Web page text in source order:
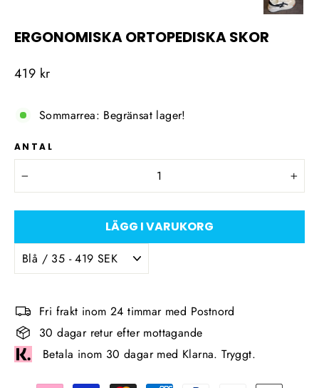
ERGONOMISKA ORTOPEDISKA SKOR
Ordinarie
419 kr
Sommarrea: Begränsat lager!
ANTAL
+
LÄGG I VARUKORG
Fri frakt inom 24 timmar med Postnord
30 dagar retur efter mottagande
Betala inom 30 dagar med Klarna. Tryggt.